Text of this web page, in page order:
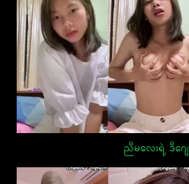
ညီမလေးရဲ့ ဒီဂျေ